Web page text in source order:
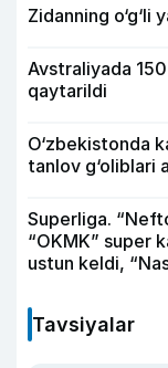
Zidanning o‘g‘li
Avstraliyada
qaytarildi
O‘zbekistonda
tanlov g‘oliblari
Superliga.
“OKMK” super
ustun keldi,
Tavsiyalar